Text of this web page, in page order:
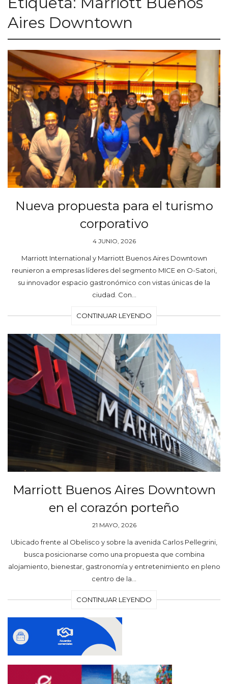
Aires Downtown
Nueva propuesta para el turismo
corporativo
4 JUNIO, 2026
Marriott International y Marriott Buenos Aires Downtown
reunieron a empresas líderes del segmento MICE en O-Satori,
su innovador espacio gastronómico con vistas únicas de la
ciudad. Con…
CONTINUAR LEYENDO
Marriott Buenos Aires Downtown
en el corazón porteño
21 MAYO, 2026
Ubicado frente al Obelisco y sobre la avenida Carlos Pellegrini,
busca posicionarse como una propuesta que combina
alojamiento, bienestar, gastronomía y entretenimiento en pleno
centro de la…
CONTINUAR LEYENDO